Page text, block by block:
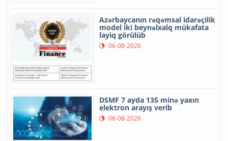
Azərbaycanın rəqəmsal idarəçilik
model iki beynəlxalq mükafata
layiq görülüb
06-08-2026
DSMF 7 ayda 135 minə yaxın
elektron arayış verib
06-08-2026